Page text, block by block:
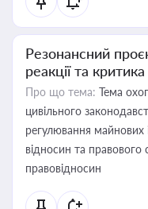
Резонансний
реакції та критика
Про що тема: Тема
цивільного
регулювання майнових
відносин та правового
правовідносин